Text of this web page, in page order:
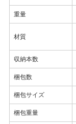
重量
材質
収納本数
梱包数
梱包サイズ
梱包重量